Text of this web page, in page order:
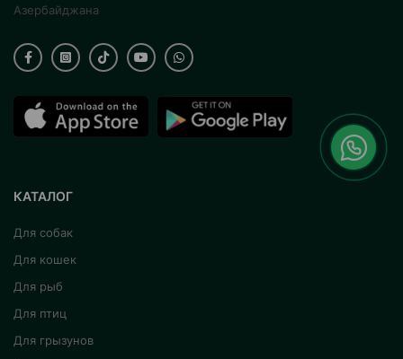
Азербайджана
КАТАЛОГ
Для собак
Для кошек
Для рыб
Для птиц
Для грызунов